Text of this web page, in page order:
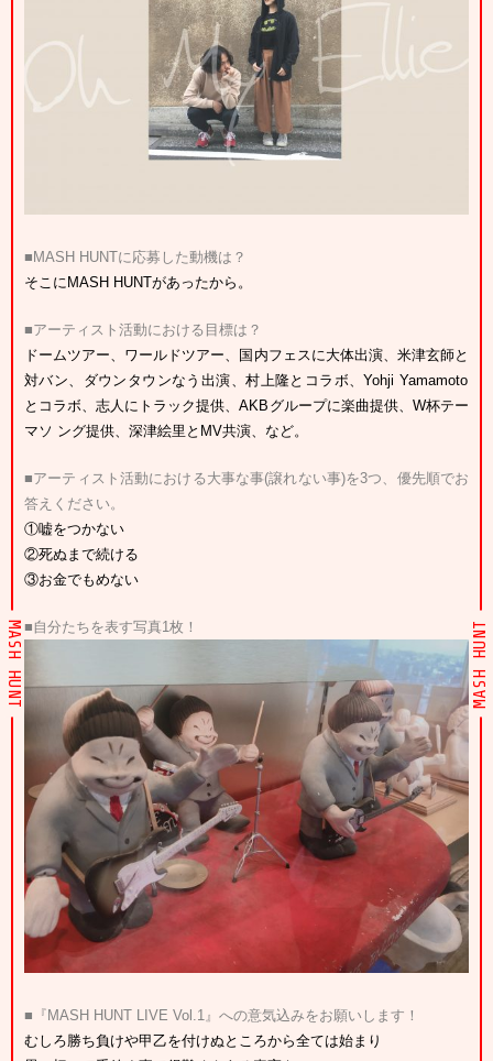
MASH HUNT MASH HUNT
■MASH HUNTに応募した動機は？
そこにMASH HUNTがあったから。
■アーティスト活動における目標は？
ドームツアー、ワールドツアー、国内フェスに大体出演、米津玄師と
対バン、ダウンタウンなう出演、村上隆とコラボ、Yohji Yamamoto
とコラボ、志人にトラック提供、AKBグループに楽曲提供、W杯テー
マソ ング提供、深津絵里とMV共演、など。
■アーティスト活動における大事な事(譲れない事)を3つ、優先順でお
答えください。
①嘘をつかない
②死ぬまで続ける
③お金でもめない
■自分たちを表す写真1枚！
■『MASH HUNT LIVE Vol.1』への意気込みをお願いします！
むしろ勝ち負けや甲乙を付けぬところから全ては始まり